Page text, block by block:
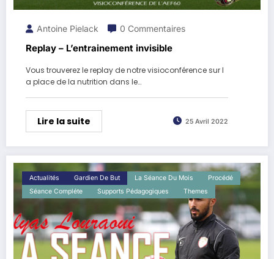
Antoine Pielack 0 Commentaires
Replay – L’entrainement invisible
Vous trouverez le replay de notre visioconférence sur l
a place de la nutrition dans le…
Lire la suite 25 Avril 2022
Actualités Gardien De But La Séance Du Mois
Procédé
Séance Compléte
Supports Pédagogiques Themes